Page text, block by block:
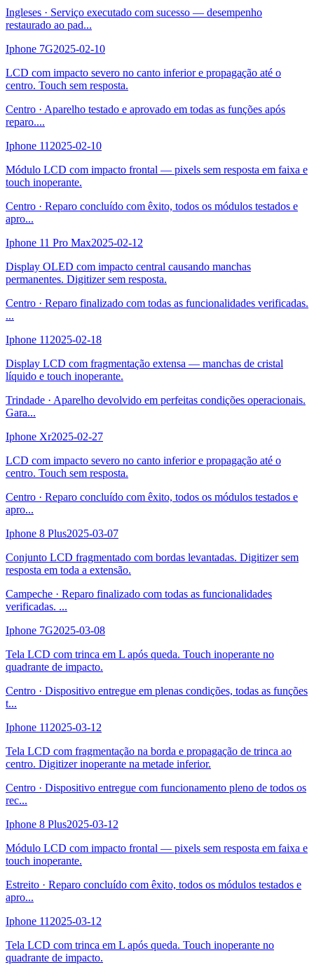
Ingleses · Serviço executado com sucesso — desempenho
restaurado ao pad...
Iphone 7G2025-02-10
LCD com impacto severo no canto inferior e propagação até o
centro. Touch sem resposta.
Centro · Aparelho testado e aprovado em todas as funções após
reparo....
Iphone 112025-02-10
Módulo LCD com impacto frontal — pixels sem resposta em faixa e
touch inoperante.
Centro · Reparo concluído com êxito, todos os módulos testados e
apro...
Iphone 11 Pro Max2025-02-12
Display OLED com impacto central causando manchas
permanentes. Digitizer sem resposta.
Centro · Reparo finalizado com todas as funcionalidades verificadas.
...
Iphone 112025-02-18
Display LCD com fragmentação extensa — manchas de cristal
líquido e touch inoperante.
Trindade · Aparelho devolvido em perfeitas condições operacionais.
Gara...
Iphone Xr2025-02-27
LCD com impacto severo no canto inferior e propagação até o
centro. Touch sem resposta.
Centro · Reparo concluído com êxito, todos os módulos testados e
apro...
Iphone 8 Plus2025-03-07
Conjunto LCD fragmentado com bordas levantadas. Digitizer sem
resposta em toda a extensão.
Campeche · Reparo finalizado com todas as funcionalidades
verificadas. ...
Iphone 7G2025-03-08
Tela LCD com trinca em L após queda. Touch inoperante no
quadrante de impacto.
Centro · Dispositivo entregue em plenas condições, todas as funções
t...
Iphone 112025-03-12
Tela LCD com fragmentação na borda e propagação de trinca ao
centro. Digitizer inoperante na metade inferior.
Centro · Dispositivo entregue com funcionamento pleno de todos os
rec...
Iphone 8 Plus2025-03-12
Módulo LCD com impacto frontal — pixels sem resposta em faixa e
touch inoperante.
Estreito · Reparo concluído com êxito, todos os módulos testados e
apro...
Iphone 112025-03-12
Tela LCD com trinca em L após queda. Touch inoperante no
quadrante de impacto.